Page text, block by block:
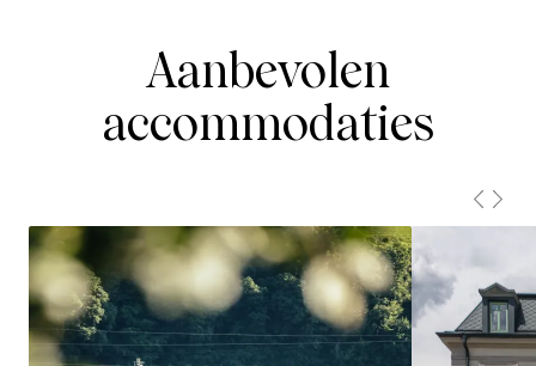
Aanbevolen
accommodaties